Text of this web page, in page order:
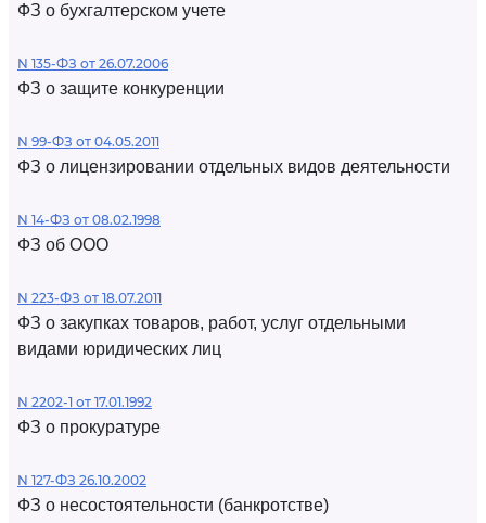
ФЗ о бухгалтерском учете
N 135-ФЗ от 26.07.2006
ФЗ о защите конкуренции
N 99-ФЗ от 04.05.2011
ФЗ о лицензировании отдельных видов деятельности
N 14-ФЗ от 08.02.1998
ФЗ об ООО
N 223-ФЗ от 18.07.2011
ФЗ о закупках товаров, работ, услуг отдельными
видами юридических лиц
N 2202-1 от 17.01.1992
ФЗ о прокуратуре
N 127-ФЗ 26.10.2002
ФЗ о несостоятельности (банкротстве)